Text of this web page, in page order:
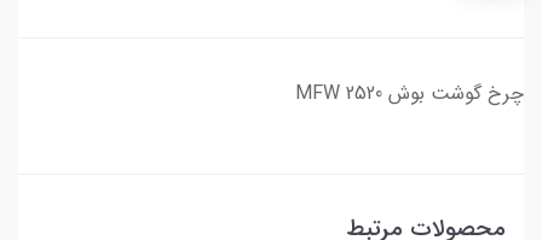
چرخ گوشت بوش MFW 2520
محصولات مرتبط